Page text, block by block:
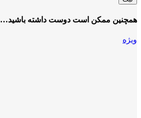
همچنین ممکن است دوست داشته باشید…
ویژه